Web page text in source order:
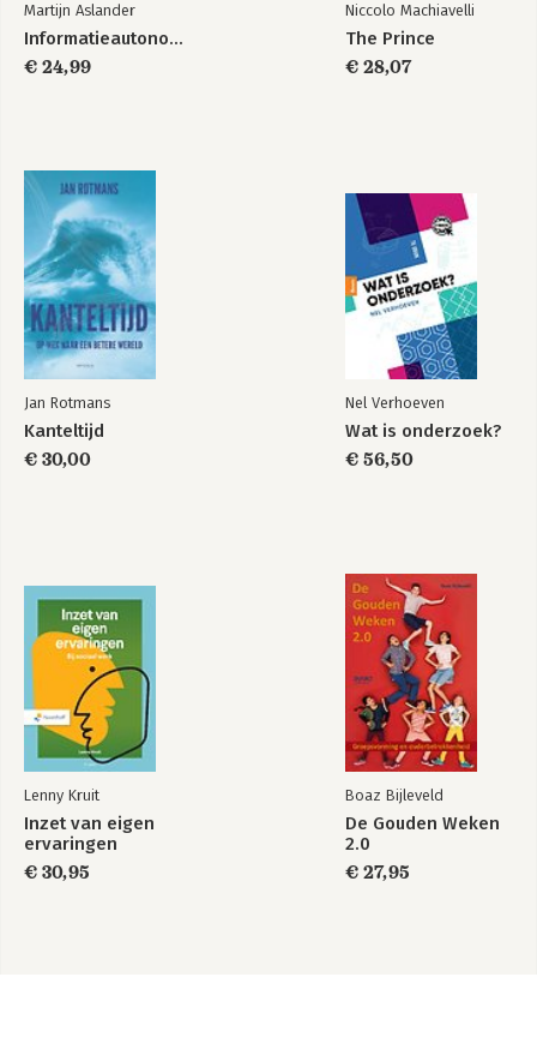
Martijn Aslander
Informatieautonomie
€ 24,99
Niccolo Machiavelli
The Prince
€ 28,07
Jan Rotmans
Kanteltijd
€ 30,00
Nel Verhoeven
Wat is onderzoek?
€ 56,50
Lenny Kruit
Inzet van eigen
ervaringen
€ 30,95
Boaz Bijleveld
De Gouden Weken
2.0
€ 27,95